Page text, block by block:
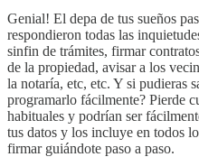
Genial! El depa de tus sueños
respondieron todas las
sinfin de trámites, firmar
de la propiedad, avisar a los
la notaría, etc, etc. Y si pudieras
programarlo fácilmente? Pierde
habituales y podrían ser
tus datos y los incluye en todos
firmar guiándote paso a paso.